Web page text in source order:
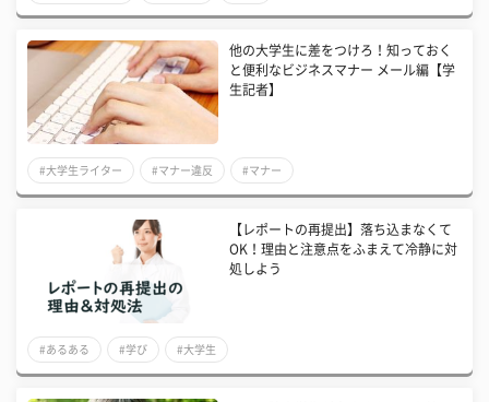
他の大学生に差をつけろ！知っておく
と便利なビジネスマナー メール編【学
生記者】
#大学生ライター #マナー違反 #マナー
【レポートの再提出】落ち込まなくて
OK！理由と注意点をふまえて冷静に対
処しよう
#あるある #学び #大学生